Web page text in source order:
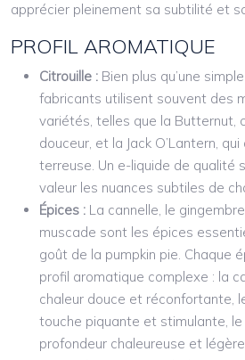
apprécier pleinement sa subtilité et
PROFIL AROMATIQUE
Citrouille : Bien plus qu’une
fabricants utilisent souvent des
variétés, telles que la Butternut,
douceur, et la Jack O’Lantern,
terreuse. Un e-liquide de qualité
valeur les nuances subtiles de
Épices : La cannelle, le
muscade sont les épices
goût de la pumpkin pie. Chaque
profil aromatique complexe : la
chaleur douce et réconfortante,
touche piquante et stimulante,
profondeur chaleureuse et